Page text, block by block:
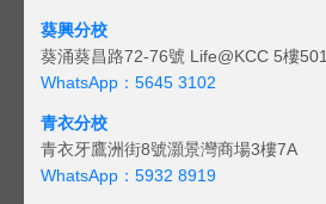
葵興分校
葵涌葵昌路72-76號 Life@KCC 5樓501
WhatsApp：5645 3102
青衣分校
青衣牙鷹洲街8號灝景灣商場3樓7A
WhatsApp：5932 8919